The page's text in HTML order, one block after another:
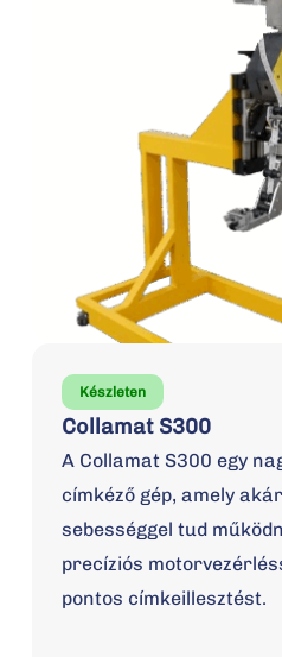
Collamat S300
Készleten
A Collamat S300 egy
címkéző gép, amely
sebességgel tud
precíziós
pontos címkeillesztést.